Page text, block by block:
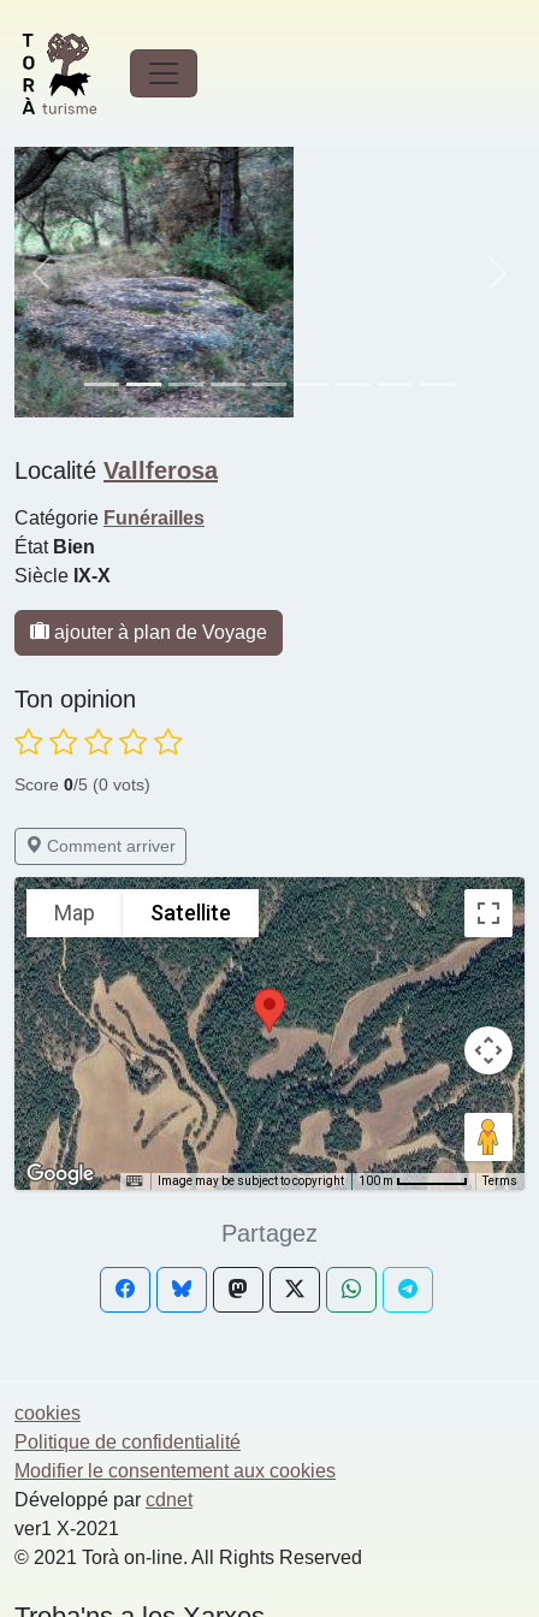
Funérailles Necròpolis Clot
dels nens xics (Vallferosa)
Previous
Localité Vallferosa
Catégorie Funérailles
État Bien
Siècle IX-X
ajouter à plan de Voyage
Ton opinion
Score 0/5 (0 vots)
Comment arriver
Map Satellite
Image may be subject to copyright 100 m Terms
Partagez
cookies
Politique de confidentialité
Modifier le consentement aux cookies
Développé par cdnet
ver1 X-2021
© 2021 Torà on-line. All Rights Reserved